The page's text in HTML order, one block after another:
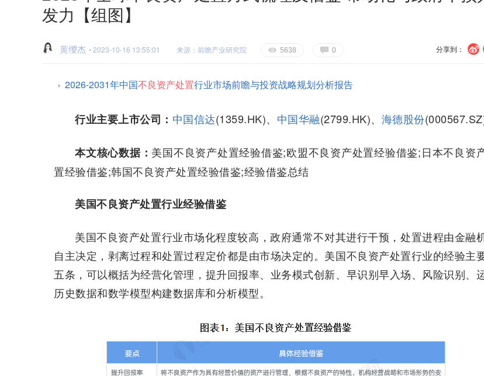
发力【组图】
U
分享到：
黄缨杰 • 2023-10-16 13:55:01 来源：前瞻产业研究院 E 5638 G 0
2026-2031年中国不良资产处置行业市场前瞻与投资战略规划分析报告
行业主要上市公司： 中国信达(1359.HK)、 中国华融(2799.HK)、 海德股份
本文核心数据： 美国不良资产处置经验借鉴;欧盟不良资产处置经验借鉴;日本不良资
置经验借鉴;韩国不良资产处置经验借鉴;经验借鉴总结
美国不良资产处置行业经验借鉴
美国不良资产处置行业市场化程度较高，政府通常不对其进行干预，处置进程由金融
自主决定，剥离过程和处置过程定价都是由市场决定的。美国不良资产处置行业的经验主
五条，可以概括为经营化管理，提升回报率、业务模式创新、早识别早入场、风险识别、
历史数据和数学模型构建数据库和分析模型。